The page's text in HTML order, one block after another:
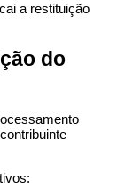
a restituição
do